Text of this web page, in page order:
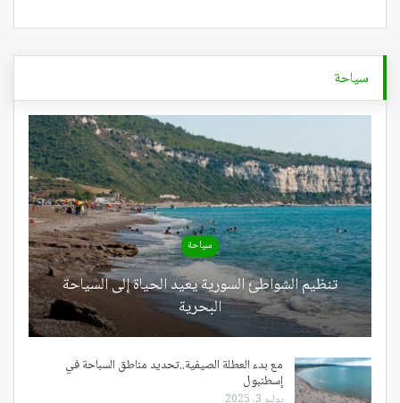
سياحة
سياحة
تنظيم الشواطئ السورية يعيد الحياة إلى السياحة
البحرية
مع بدء العطلة الصيفية..تحديد مناطق السباحة في
إسطنبول